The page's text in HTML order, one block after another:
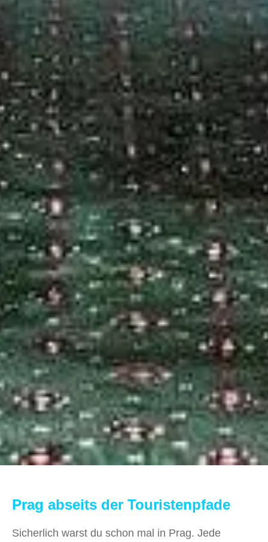
Prag abseits der Touristenpfade
Sicherlich warst du schon mal in Prag. Jede